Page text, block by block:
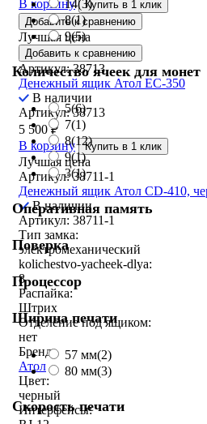
14(3)
8(1)
9(5)
Количество ячеек для монет
5(6)
7(1)
8(12)
9(1)
3(1)
Оперативная память
Поверка
Процессор
Ширина печати
57 мм(2)
80 мм(3)
Скорость печати
В корзину
Купить в 1 клик
Добавить к сравнению
Лучшая цена
Добавить к сравнению
Артикул: 38713
Денежный ящик Атол EC-350
В наличии
Артикул: 38713
5 500₽
В корзину
Купить в 1 клик
Лучшая цена
Артикул: 38711-1
Денежный ящик Атол CD-410,
В наличии
Артикул: 38711-1
Тип замка:
электромеханический
kolichestvo-yacheek-dlya:
8
Распайка:
Штрих
Отделение под ящиком:
нет
Бренд:
Атол
Цвет:
черный
Интерфейсы: